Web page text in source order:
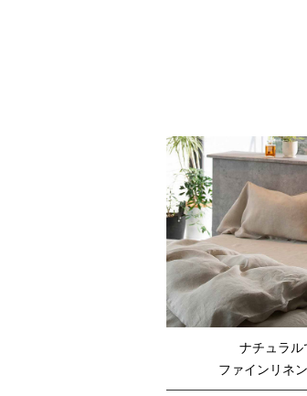
ナチュラル
ファインリネ